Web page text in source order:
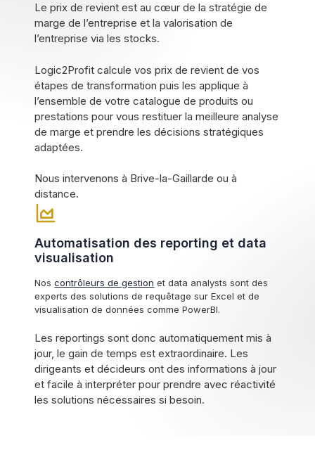
Le prix de revient est au cœur de la stratégie de
marge de l’entreprise et la valorisation de
l’entreprise via les stocks.
Logic2Profit calcule vos prix de revient de vos
étapes de transformation puis les applique à
l’ensemble de votre catalogue de produits ou
prestations pour vous restituer la meilleure analyse
de marge et prendre les décisions stratégiques
adaptées.
Nous intervenons à Brive-la-Gaillarde ou à
distance.
Automatisation des reporting et data
visualisation
Noscontrôleurs de gestion et data analysts sont des
experts des solutions de requêtage sur Excel et de
visualisation de données comme PowerBI.
Les reportings sont donc automatiquement mis à
jour, le gain de temps est extraordinaire. Les
dirigeants et décideurs ont des informations à jour
et facile à interpréter pour prendre avec réactivité
les solutions nécessaires si besoin.